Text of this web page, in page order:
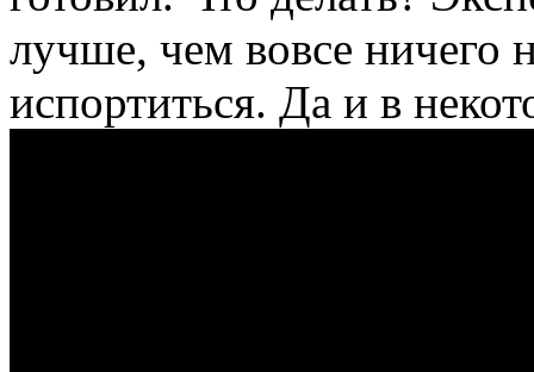
лучше, чем вовсе ничего
испортиться. Да и в